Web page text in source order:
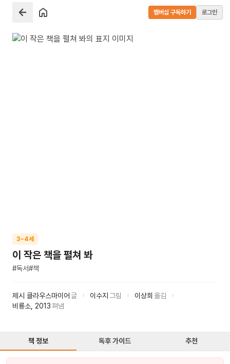
멤버십 구독하기 로그인
3~4세
이 작은 책을 펼쳐 봐
#독서#책
제시 클라우스마이어 글 이수지 그림 이상희 옮김
비룡소 2013펴냄
책 정보 독후 가이드 추천